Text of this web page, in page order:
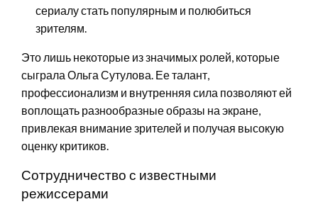
сериалу стать популярным и полюбиться
зрителям.
Это лишь некоторые из значимых ролей, которые
сыграла Ольга Сутулова. Ее талант,
профессионализм и внутренняя сила позволяют ей
воплощать разнообразные образы на экране,
привлекая внимание зрителей и получая высокую
оценку критиков.
Сотрудничество с известными
режиссерами